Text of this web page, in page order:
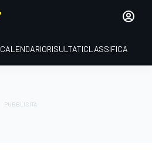
CALENDARIORISULTATICLASSIFICA